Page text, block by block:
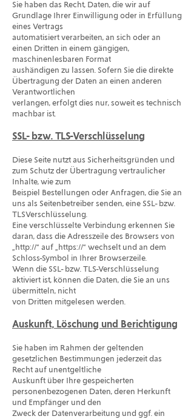
Sie haben das Recht, Daten, die wir auf
Grundlage Ihrer Einwilligung oder in Erfüllung
eines Vertrags
automatisiert verarbeiten, an sich oder an
einen Dritten in einem gängigen,
maschinenlesbaren Format
aushändigen zu lassen. Sofern Sie die direkte
Übertragung der Daten an einen anderen
Verantwortlichen
verlangen, erfolgt dies nur, soweit es technisch
machbar ist.
SSL- bzw. TLS-Verschlüsselung
Diese Seite nutzt aus Sicherheitsgründen und
zum Schutz der Übertragung vertraulicher
Inhalte, wie zum
Beispiel Bestellungen oder Anfragen, die Sie an
uns als Seitenbetreiber senden, eine SSL- bzw.
TLSVerschlüsselung.
Eine verschlüsselte Verbindung erkennen Sie
daran, dass die Adresszeile des Browsers von
„http://“ auf „https://“ wechselt und an dem
Schloss-Symbol in Ihrer Browserzeile.
Wenn die SSL- bzw. TLS-Verschlüsselung
aktiviert ist, können die Daten, die Sie an uns
übermitteln, nicht
von Dritten mitgelesen werden.
Auskunft, Löschung und Berichtigung
Sie haben im Rahmen der geltenden
gesetzlichen Bestimmungen jederzeit das
Recht auf unentgeltliche
Auskunft über Ihre gespeicherten
personenbezogenen Daten, deren Herkunft
und Empfänger und den
Zweck der Datenverarbeitung und ggf. ein